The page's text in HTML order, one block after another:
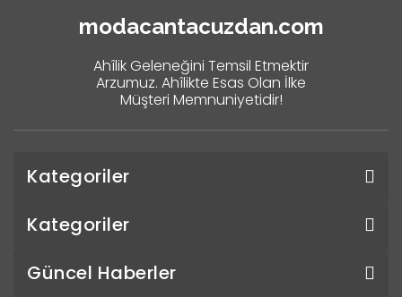
modacantacuzdan.com
Ahîlik Geleneğini Temsil Etmektir
Arzumuz. Ahîlikte Esas Olan İlke
Müşteri Memnuniyetidir!
Kategoriler
Kategoriler
Güncel Haberler